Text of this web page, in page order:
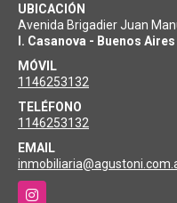
UBICACIÓN
Avenida Brigadier Juan
I. Casanova - Buenos
MÓVIL
1146253132
TELÉFONO
1146253132
EMAIL
Instagram